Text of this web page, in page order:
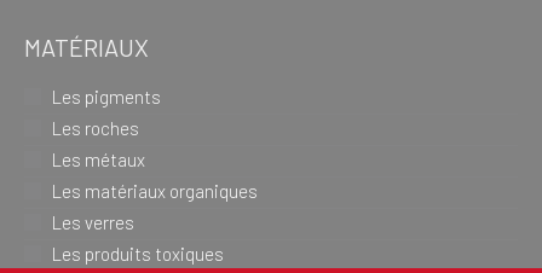
MATÉRIAUX
Les pigments
Les roches
Les métaux
Les matériaux organiques
Les verres
Les produits toxiques